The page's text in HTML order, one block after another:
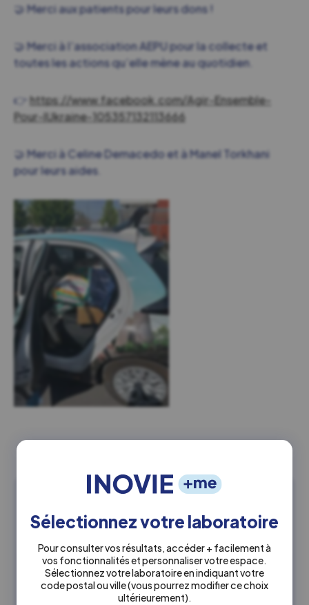
Sélectionnez votre laboratoire
Pour consulter vos résultats, accéder + facilement à
vos fonctionnalités et personnaliser votre espace.
Sélectionnez votre laboratoire en indiquant votre
code postal ou ville(vous pourrez modifier ce choix
ultérieurement).
🤝 Merci aux patients pour leurs dons !
🤝 Merci à l’association AEPU pour la collecte et
toutes les actions qu’elle mène au quotidien.
👉 https://www.facebook.com/Agir-Ensemble-
Pour-lUkraine-105357132113666
🤝 Merci à Celine Demacedo et à Manel Torkhani
pour leurs aides.
Ceci peut également vous
intéresser